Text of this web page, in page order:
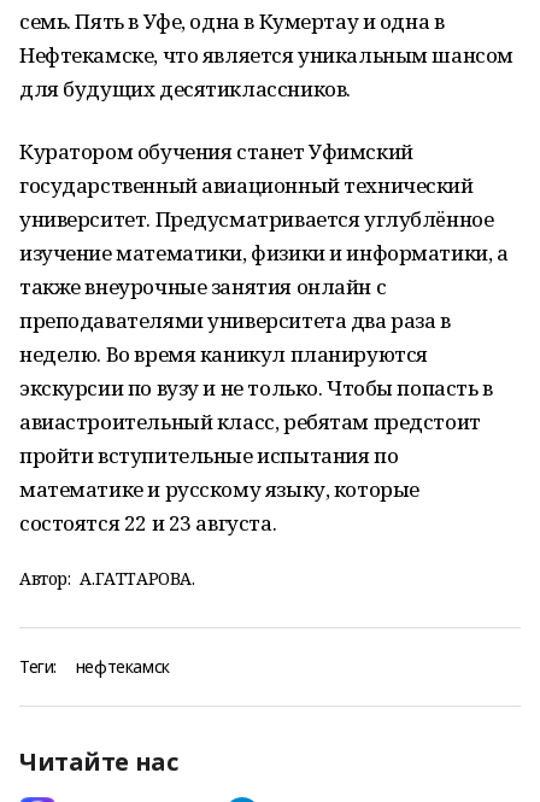
семь. Пять в Уфе, одна в Кумертау и одна в
Нефтекамске, что является уникальным шансом
для будущих десятиклассников.
Куратором обучения станет Уфимский
государственный авиационный технический
университет. Предусматривается углублëнное
изучение математики, физики и информатики, а
также внеурочные занятия онлайн с
преподавателями университета два раза в
неделю. Во время каникул планируются
экскурсии по вузу и не только. Чтобы попасть в
авиастроительный класс, ребятам предстоит
пройти вступительные испытания по
математике и русскому языку, которые
состоятся 22 и 23 августа.
Автор: А.ГАТТАРОВА.
Теги: нефтекамск
Читайте нас